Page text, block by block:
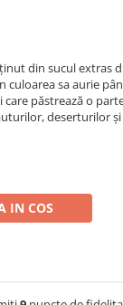
din sucul extras
culoarea sa aurie
păstrează o
deserturilor
IN COS